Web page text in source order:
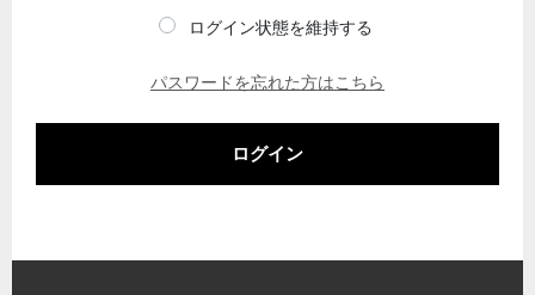
ログイン状態を維持する
パスワードを忘れた方はこちら
ログイン